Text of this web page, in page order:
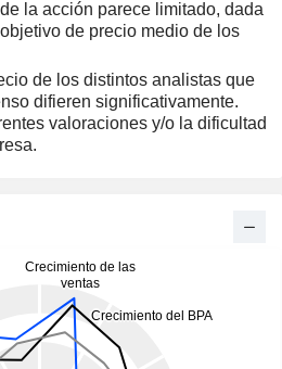
la acción parece limitado, dada
de precio medio de los
de los distintos analistas que
difieren significativamente.
valoraciones y/o la dificultad